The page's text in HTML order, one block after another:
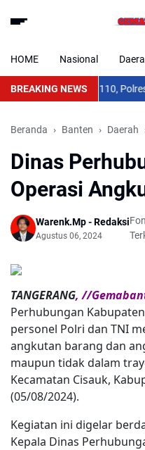
HOME Nasional
BREAKING NEWS
Bersih? Hubungi 110, Polresta
Beranda Banten Daerah
Dinas
Operasi
Warenk.Mp - Redaksi
Agustus 06, 2024
TANGERANG, //
Perhubungan
personel Polri dan TNI
angkutan barang dan
maupun tidak dalam
Kecamatan Cisauk,
(05/08/2024).
Kegiatan ini digelar
Kepala Dinas